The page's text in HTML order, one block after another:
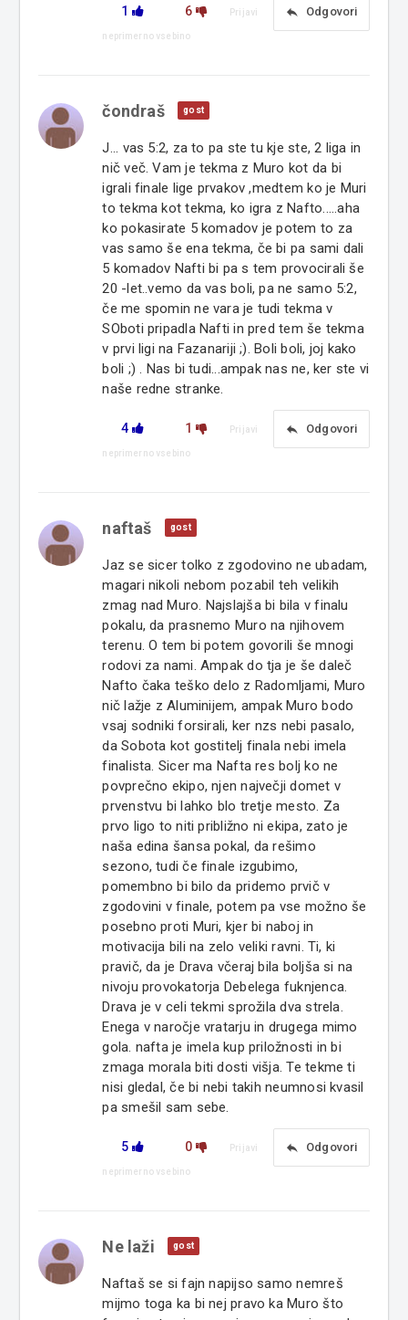
1 6 reply Odgovori
Prijavi
neprimerno vsebino
čondraš gost
J... vas 5:2, za to pa ste tu kje ste, 2 liga in
nič več. Vam je tekma z Muro kot da bi
igrali finale lige prvakov ,medtem ko je Muri
to tekma kot tekma, ko igra z Nafto.....aha
ko pokasirate 5 komadov je potem to za
vas samo še ena tekma, če bi pa sami dali
5 komadov Nafti bi pa s tem provocirali še
20 -let..vemo da vas boli, pa ne samo 5:2,
če me spomin ne vara je tudi tekma v
SOboti pripadla Nafti in pred tem še tekma
v prvi ligi na Fazanariji ;). Boli boli, joj kako
boli ;) . Nas bi tudi...ampak nas ne, ker ste vi
naše redne stranke.
4 1 reply Odgovori
Prijavi
neprimerno vsebino
naftaš gost
Jaz se sicer tolko z zgodovino ne ubadam,
magari nikoli nebom pozabil teh velikih
zmag nad Muro. Najslajša bi bila v finalu
pokalu, da prasnemo Muro na njihovem
terenu. O tem bi potem govorili še mnogi
rodovi za nami. Ampak do tja je še daleč
Nafto čaka teško delo z Radomljami, Muro
nič lažje z Aluminijem, ampak Muro bodo
vsaj sodniki forsirali, ker nzs nebi pasalo,
da Sobota kot gostitelj finala nebi imela
finalista. Sicer ma Nafta res bolj ko ne
povprečno ekipo, njen največji domet v
prvenstvu bi lahko blo tretje mesto. Za
prvo ligo to niti približno ni ekipa, zato je
naša edina šansa pokal, da rešimo
sezono, tudi če finale izgubimo,
pomembno bi bilo da pridemo prvič v
zgodovini v finale, potem pa vse možno še
posebno proti Muri, kjer bi naboj in
motivacija bili na zelo veliki ravni. Ti, ki
pravič, da je Drava včeraj bila boljša si na
nivoju provokatorja Debelega fuknjenca.
Drava je v celi tekmi sprožila dva strela.
Enega v naročje vratarju in drugega mimo
gola. nafta je imela kup priložnosti in bi
zmaga morala biti dosti višja. Te tekme ti
nisi gledal, če bi nebi takih neumnosi kvasil
pa smešil sam sebe.
5 0 reply Odgovori
Prijavi
neprimerno vsebino
Ne laži gost
Naftaš se si fajn napijso samo nemreš
mijmo toga ka bi nej pravo ka Muro što